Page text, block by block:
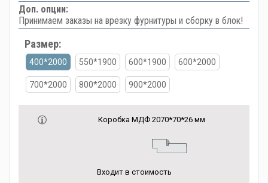
Доп. опции:
Принимаем заказы на врезку фурнитуры и сборку в блок!
Размер:
400*2000 550*1900 600*1900 600*2000
700*2000 800*2000 900*2000
Коробка МДФ 2070*70*26 мм
Входит в стоимость